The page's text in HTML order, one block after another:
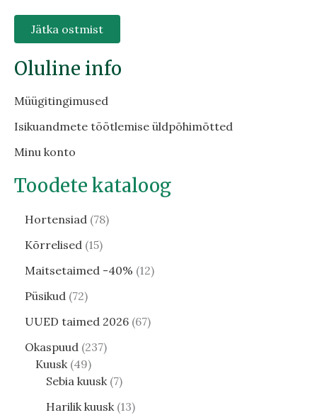
Jätka ostmist
Oluline info
Müügitingimused
Isikuandmete töötlemise üldpõhimõtted
Minu konto
Toodete kataloog
Hortensiad 78
Kõrrelised 15
Maitsetaimed -40% 12
Püsikud 72
UUED taimed 2026 67
Okaspuud 237
Kuusk 49
Sebia kuusk 7
Harilik kuusk 13